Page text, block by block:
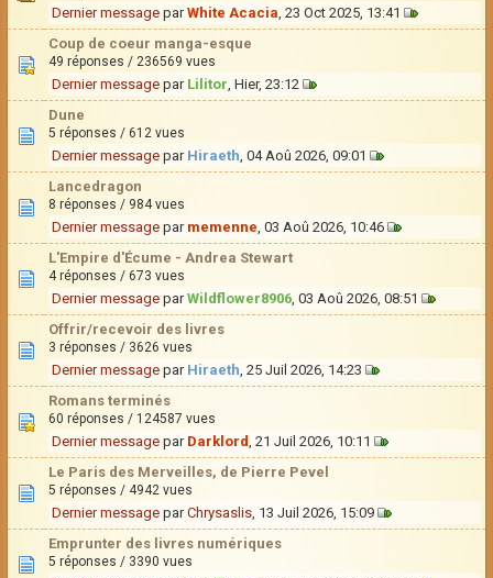
Dernier message parWhite Acacia, 23 Oct 2025, 13:41
Coup de coeur manga-esque
49 réponses / 236569 vues
Dernier message par Lilitor, Hier, 23:12
Dune
5 réponses / 612 vues
Dernier message par Hiraeth, 04 Aoû 2026, 09:01
Lancedragon
8 réponses / 984 vues
Dernier message par memenne, 03 Aoû 2026, 10:46
L'Empire d'Écume - Andrea Stewart
4 réponses / 673 vues
Dernier message parWildflower8906, 03 Aoû 2026, 08:51
Offrir/recevoir des livres
3 réponses / 3626 vues
Dernier message par Hiraeth, 25 Juil 2026, 14:23
Romans terminés
60 réponses / 124587 vues
Dernier message par Darklord, 21 Juil 2026, 10:11
Le Paris des Merveilles, de Pierre Pevel
5 réponses / 4942 vues
Dernier message parChrysaslis, 13 Juil 2026, 15:09
Emprunter des livres numériques
5 réponses / 3390 vues